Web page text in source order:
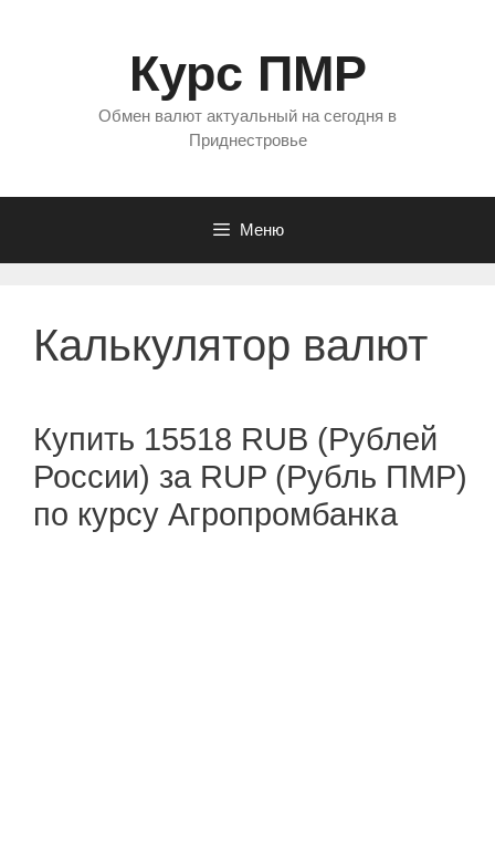
Курс ПМР
Обмен валют актуальный на сегодня в
Приднестровье
Меню
Калькулятор валют
Купить 15518 RUB (Рублей
России) за RUP (Рубль ПМР)
по курсу Агропромбанка